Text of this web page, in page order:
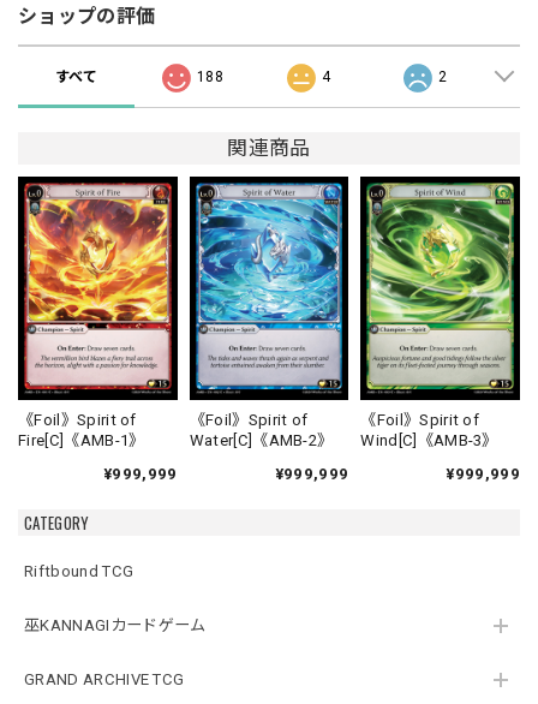
CATEGORY
Riftbound TCG
巫KANNAGIカードゲーム
GRAND ARCHIVE TCG
ショップの評価
すべて 188 4 2
関連商品
《Foil》Spirit of
Fire[C]《AMB-1》
¥999,999
《Foil》Spirit of
Water[C]《AMB-2》
¥999,999
《Foil》Spirit of
Wind[C]《AMB-3》
¥999,999